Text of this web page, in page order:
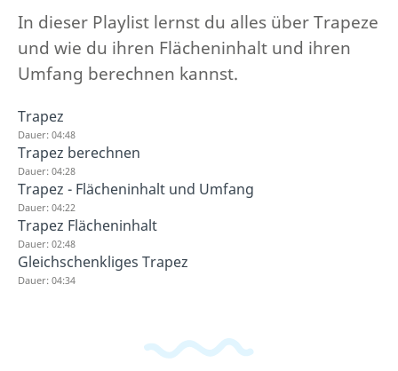
In dieser Playlist lernst du alles über Trapeze
und wie du ihren Flächeninhalt und ihren
Umfang berechnen kannst.
Trapez
Dauer: 04:48
Trapez berechnen
Dauer: 04:28
Trapez - Flächeninhalt und Umfang
Dauer: 04:22
Trapez Flächeninhalt
Dauer: 02:48
Gleichschenkliges Trapez
Dauer: 04:34